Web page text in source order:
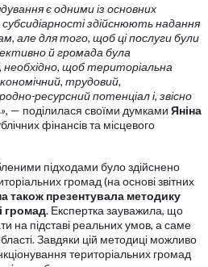
є одними із основних
здійснюють надання
але для того, щоб ці послуги були
й громада була
щоб територіальна
трудовий,
ресурсний потенціал і, звісно
, — поділилася своїми думками Яніна
фінансів та місцевого
підходами було здійснено
громад (на основі звітних
також презентувала методику
громад. Експертка зауважила, що
на підставі реальних умов, а саме
Завдяки цій методиці можливо
територіальних громад